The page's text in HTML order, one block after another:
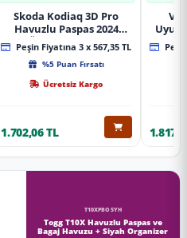
Skoda Kodiaq 3D Pro
Havuzlu Paspas 2024
Üzeri A+ Kalite
Peşin Fiyatına 3 x 567,35 TL
%5 Puan Fırsatı
Ücretsiz Kargo
1.702,06 TL
Yan
T10XPBOSYH
Togg T10X Havuzlu Paspas ve
Bagaj Havuzu + Siyah Organizer